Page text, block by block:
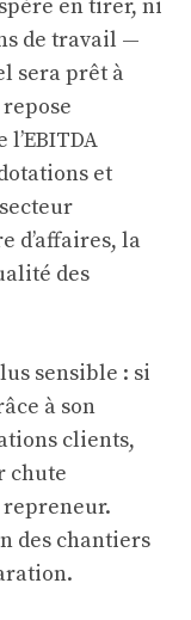
en tirer, ni
de travail —
sera prêt à
et
d’affaires, la
des
sensible : si
à son
clients,
chute
repreneur.
des chantiers